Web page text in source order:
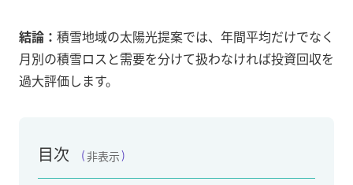
結論： 積雪地域の太陽光提案では、年間平均だけでなく
月別の積雪ロスと需要を分けて扱わなければ投資回収を
過大評価します。
目次 非表示